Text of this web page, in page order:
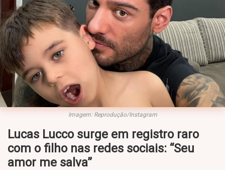
Imagem: Reprodução/Instagram
Lucas Lucco surge em registro raro
com o filho nas redes sociais: “Seu
amor me salva”